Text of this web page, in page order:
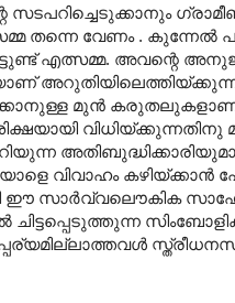
സടപറിച്ചെടുക്ക‍ാനും
തന്നെ വേണം . കുന്നേൽ
എത്സമ്മ. അവന്റെ
മുൻ
വിവാഹം
ഈ സാർവ്വലൌകിക